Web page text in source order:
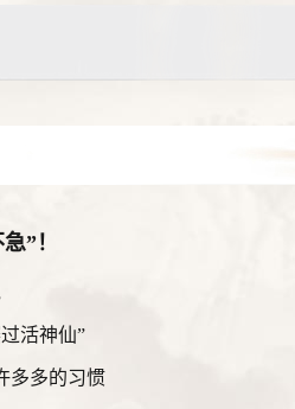
”！
活神仙”
多多的习惯